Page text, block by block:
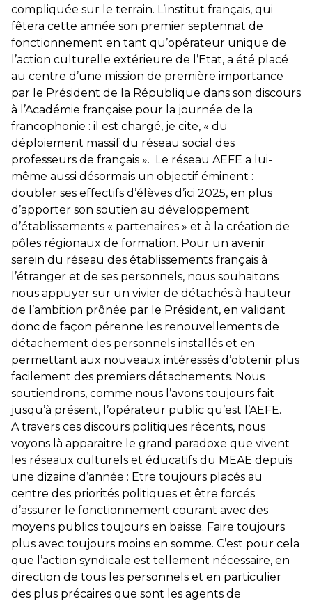
compliquée sur le terrain. L’institut français, qui
fêtera cette année son premier septennat de
fonctionnement en tant qu’opérateur unique de
l’action culturelle extérieure de l’Etat, a été placé
au centre d’une mission de première importance
par le Président de la République dans son discours
à l’Académie française pour la journée de la
francophonie : il est chargé, je cite, « du
déploiement massif du réseau social des
professeurs de français ». Le réseau AEFE a lui-
même aussi désormais un objectif éminent :
doubler ses effectifs d’élèves d’ici 2025, en plus
d’apporter son soutien au développement
d’établissements « partenaires » et à la création de
pôles régionaux de formation. Pour un avenir
serein du réseau des établissements français à
l’étranger et de ses personnels, nous souhaitons
nous appuyer sur un vivier de détachés à hauteur
de l’ambition prônée par le Président, en validant
donc de façon pérenne les renouvellements de
détachement des personnels installés et en
permettant aux nouveaux intéressés d’obtenir plus
facilement des premiers détachements. Nous
soutiendrons, comme nous l’avons toujours fait
jusqu’à présent, l’opérateur public qu’est l’AEFE.
A travers ces discours politiques récents, nous
voyons là apparaitre le grand paradoxe que vivent
les réseaux culturels et éducatifs du MEAE depuis
une dizaine d’année : Etre toujours placés au
centre des priorités politiques et être forcés
d’assurer le fonctionnement courant avec des
moyens publics toujours en baisse. Faire toujours
plus avec toujours moins en somme. C’est pour cela
que l’action syndicale est tellement nécessaire, en
direction de tous les personnels et en particulier
des plus précaires que sont les agents de